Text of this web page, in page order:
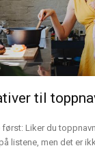
til
Liker du
listene, men det er